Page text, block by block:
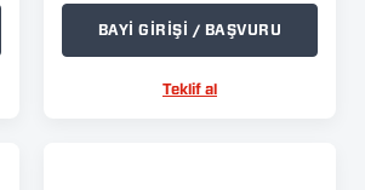
BAYİ GİRİŞİ / BAŞVURU
Teklif al